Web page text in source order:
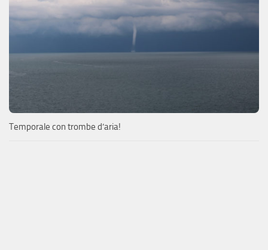
Temporale con trombe d’aria!